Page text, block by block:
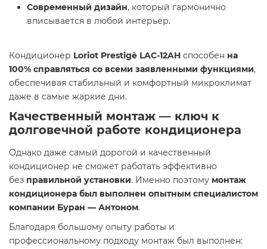
Современный дизайн, который гармонично
вписывается в любой интерьер.
Кондиционер Loriot Prestigè LAC-12AH способен на
100% справляться со всеми заявленными функциями,
обеспечивая стабильный и комфортный микроклимат
даже в самые жаркие дни.
Качественный монтаж — ключ к
долговечной работе кондиционера
Однако даже самый дорогой и качественный
кондиционер не сможет работать эффективно
без правильной установки. Именно поэтому монтаж
кондиционера был выполнен опытным специалистом
компании Буран — Антоном.
Благодаря большому опыту работы и
профессиональному подходу монтаж был выполнен: